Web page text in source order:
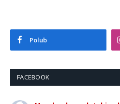
Polub
FACEBOOK